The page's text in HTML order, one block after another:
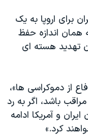
برای اروپا به یک
اندازه حفظ
تهدید هسته ای
از دموکراسی ها»،
باشد، اگر به رد
و آمریکا ادامه
کرد.»